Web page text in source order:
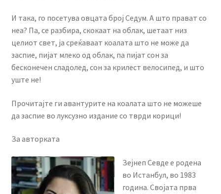
И така, го посетува овцата број Седум. А што прават со
неа? Па, се разбира, скокаат на облак, шетаат низ
целиот свет, ја среќаваат коалата што не може да
заспие, пијат млеко од облак, па пијат сон за
бесконечен сладолед, сон за крилест велосипед, и што
уште не!
Прочитајте ги авантурите на коалата што не можеше
да заспие во луксузно издание со тврди корици!
За авторката
Зејнеп Севде е родена
во Истанбул, во 1983
година. Својата прва